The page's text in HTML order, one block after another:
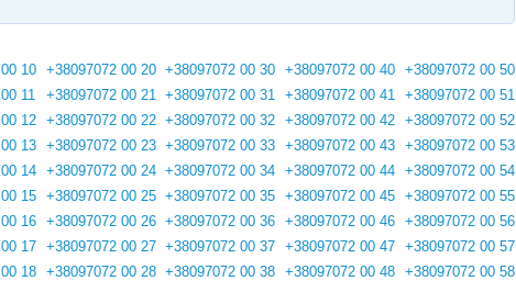
10
11
12
13
14
15
16
17
18
+38097072 00 20
+38097072 00 21
+38097072 00 22
+38097072 00 23
+38097072 00 24
+38097072 00 25
+38097072 00 26
+38097072 00 27
+38097072 00 28
+38097072 00 30
+38097072 00 31
+38097072 00 32
+38097072 00 33
+38097072 00 34
+38097072 00 35
+38097072 00 36
+38097072 00 37
+38097072 00 38
+38097072 00 40
+38097072 00 41
+38097072 00 42
+38097072 00 43
+38097072 00 44
+38097072 00 45
+38097072 00 46
+38097072 00 47
+38097072 00 48
+38097072 00 50
+38097072 00 51
+38097072 00 52
+38097072 00 53
+38097072 00 54
+38097072 00 55
+38097072 00 56
+38097072 00 57
+38097072 00 58